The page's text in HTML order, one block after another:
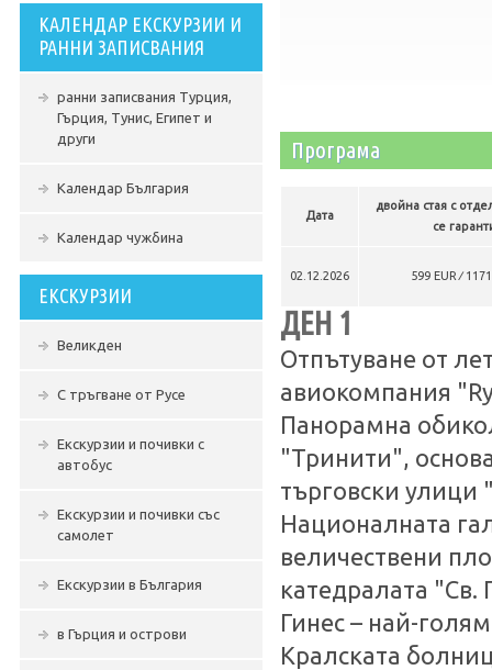
КАЛЕНДАР ЕКСКУРЗИИ И
РАННИ ЗАПИСВАНИЯ
ранни записвания Турция,
Гърция, Тунис, Египет и
други
Календар България
Календар чужбина
ЕКСКУРЗИИ
Великден
С тръгване от Русе
Екскурзии и почивки с
автобус
Екскурзии и почивки със
самолет
Екскурзии в България
в Гърция и острови
Програма
Дата
двойна стая с
се
02.12.2026 599 EUR ∕
ДЕН 1
Отпътуване от
авиокомпания
Панорамна
"Тринити",
търговски улици
Националната
величествени
катедралата "Св.
Гинес – най-
Кралската